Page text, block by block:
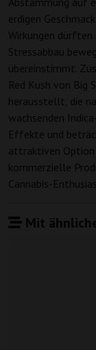
erdigen
Wirkungen dürften
Stressabbau
übereinstimmt.
Red Kush von Big
herausstellt, die
wachsenden
Effekte und
attraktiven
kommerzielle
Cannabis-
Mit